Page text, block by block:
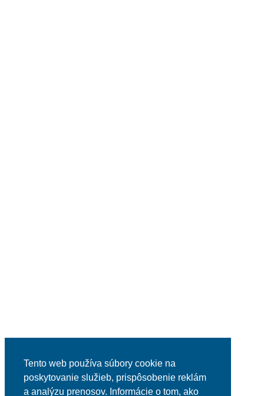
Tento web používa súbory cookie na
poskytovanie služieb, prispôsobenie reklám
a analýzu prenosov. Informácie o tom, ako